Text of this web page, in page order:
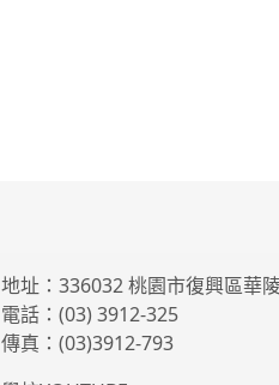
地址：336032 桃園市復興區華
電話：(03) 3912-325
傳真：(03)3912-793